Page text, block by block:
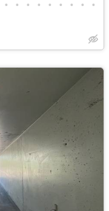
• • • • • • • • •